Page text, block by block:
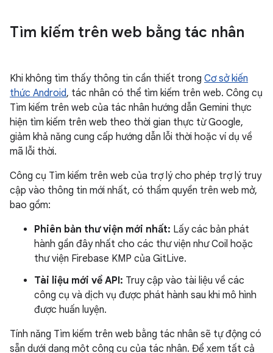
Tìm kiếm trên web bằng tác nhân
Khi không tìm thấy thông tin cần thiết trong Cơ sở kiến
thức Android, tác nhân có thể tìm kiếm trên web. Công cụ
Tìm kiếm trên web của tác nhân hướng dẫn Gemini thực
hiện tìm kiếm trên web theo thời gian thực từ Google,
giảm khả năng cung cấp hướng dẫn lỗi thời hoặc ví dụ về
mã lỗi thời.
Công cụ Tìm kiếm trên web của trợ lý cho phép trợ lý truy
cập vào thông tin mới nhất, có thẩm quyền trên web mở,
bao gồm:
Phiên bản thư viện mới nhất: Lấy các bản phát
hành gần đây nhất cho các thư viện như Coil hoặc
thư viện Firebase KMP của GitLive.
Tài liệu mới về API: Truy cập vào tài liệu về các
công cụ và dịch vụ được phát hành sau khi mô hình
được huấn luyện.
Tính năng Tìm kiếm trên web bằng tác nhân sẽ tự động có
sẵn dưới dạng một công cụ của tác nhân. Để xem tất cả